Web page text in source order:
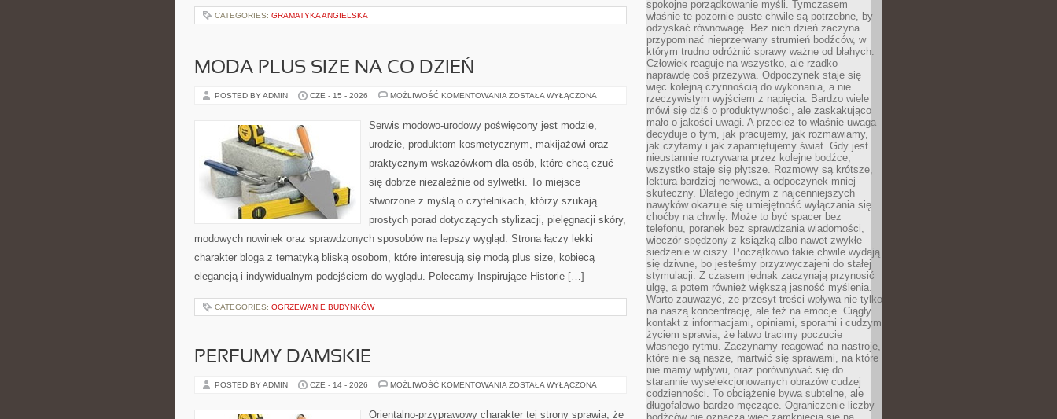
CATEGORIES: GRAMATYKA ANGIELSKA
MODA PLUS SIZE NA CO DZIEŃ
POSTED BY ADMIN CZE - 15 - 2026 MOŻLIWOŚĆ KOMENTOWANIA MODA
NA
CO
ZOSTAŁA WYŁĄCZONA
Serwis modowo-urodowy poświęcony jest modzie,
urodzie, produktom kosmetycznym, makijażowi oraz
praktycznym wskazówkom dla osób, które chcą czuć
się dobrze niezależnie od sylwetki. To miejsce
stworzone z myślą o czytelnikach, którzy szukają
prostych porad dotyczących stylizacji, pielęgnacji skóry,
modowych nowinek oraz sprawdzonych sposobów na lepszy wygląd. Strona łączy lekki
charakter bloga z tematyką bliską osobom, które interesują się modą plus size, kobiecą
elegancją i indywidualnym podejściem do wyglądu. Polecamy Inspirujące Historie […]
CATEGORIES: OGRZEWANIE BUDYNKÓW
PERFUMY DAMSKIE
POSTED BY ADMIN CZE - 14 - 2026 MOŻLIWOŚĆ KOMENTOWANIA PERFUMY
ZOSTAŁA WYŁĄCZONA
Orientalno-przyprawowy charakter tej strony sprawia, że
spokojne porządkowanie myśli. Tymczasem
właśnie te pozornie puste chwile są potrzebne, by
odzyskać równowagę. Bez nich dzień zaczyna
przypominać nieprzerwany strumień bodźców, w
którym trudno odróżnić sprawy ważne od błahych.
Człowiek reaguje na wszystko, ale rzadko
naprawdę coś przeżywa. Odpoczynek staje się
więc kolejną czynnością do wykonania, a nie
rzeczywistym wyjściem z napięcia. Bardzo wiele
mówi się dziś o produktywności, ale zaskakująco
mało o jakości uwagi. A przecież to właśnie uwaga
decyduje o tym, jak pracujemy, jak rozmawiamy,
jak czytamy i jak zapamiętujemy świat. Gdy jest
nieustannie rozrywana przez kolejne bodźce,
wszystko staje się płytsze. Rozmowy są krótsze,
lektura bardziej nerwowa, a odpoczynek mniej
skuteczny. Dlatego jednym z najcenniejszych
nawyków okazuje się umiejętność wyłączania się
choćby na chwilę. Może to być spacer bez
telefonu, poranek bez sprawdzania wiadomości,
wieczór spędzony z książką albo nawet zwykłe
siedzenie w ciszy. Początkowo takie chwile wydają
się dziwne, bo jesteśmy przyzwyczajeni do stałej
stymulacji. Z czasem jednak zaczynają przynosić
ulgę, a potem również większą jasność myślenia.
Warto zauważyć, że przesyt treści wpływa nie tylko
na naszą koncentrację, ale też na emocje. Ciągły
kontakt z informacjami, opiniami, sporami i cudzym
życiem sprawia, że łatwo tracimy poczucie
własnego rytmu. Zaczynamy reagować na nastroje,
które nie są nasze, martwić się sprawami, na które
nie mamy wpływu, oraz porównywać się do
starannie wyselekcjonowanych obrazów cudzej
codzienności. To obciążenie bywa subtelne, ale
długofalowo bardzo męczące. Ograniczenie liczby